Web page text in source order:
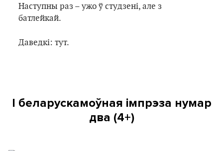
Наступны раз – ужо ў студзені, але з
батлейкай.
Даведкі: тут.
І беларускамоўная імпрэза нумар
два (4+)